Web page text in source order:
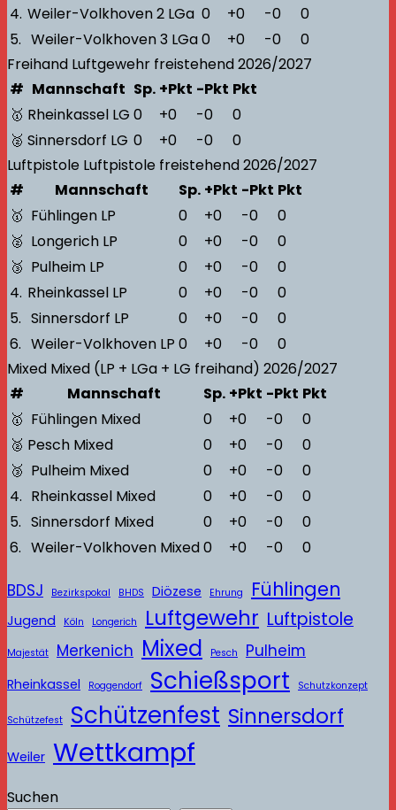
4. Weiler-Volkhoven 2 LGa 0 +0 -0
0
5. Weiler-Volkhoven 3 LGa0 +0 -0
0
Freihand Luftgewehr freistehend2026/2027
# Mannschaft Sp. +Pkt -Pkt Pkt
🥇 Rheinkassel LG 0 +0 -0
0
🥈 Sinnersdorf LG 0 +0 -0
0
Luftpistole Luftpistole freistehend2026/2027
#
Mannschaft Sp. +Pkt -Pkt Pkt
🥇 Fühlingen LP 0 +0 -0
0
🥈 Longerich LP 0 +0 -0
0
🥉 Pulheim LP 0 +0 -0
0
4. Rheinkassel LP 0 +0 -0
0
5. Sinnersdorf LP 0 +0 -0
0
6. Weiler-Volkhoven LP 0 +0 -0
0
Mixed Mixed (LP + LGa + LG freihand) 2026/2027
#
Mannschaft Sp. +Pkt -Pkt Pkt
🥇 Fühlingen Mixed 0 +0 -0
0
🥈 Pesch Mixed 0 +0 -0
0
🥉 Pulheim Mixed 0 +0 -0
0
4. Rheinkassel Mixed 0 +0 -0
0
5. Sinnersdorf Mixed 0 +0 -0
0
6. Weiler-Volkhoven Mixed0 +0 -0 0
BDSJ Bezirkspokal BHDS Diözese Ehrung Fühlingen
Jugend Köln Longerich Luftgewehr Luftpistole
Majestät Merkenich Mixed Pesch Pulheim
Rheinkassel Roggendorf Schießsport Schutzkonzept
Schützefest Schützenfest Sinnersdorf
Weiler Wettkampf
Suchen